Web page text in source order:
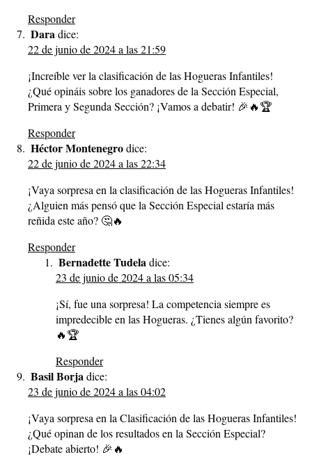
Responder
Dara dice:
22 de junio de 2024 a las 21:59
¡Increíble ver la clasificación de las Hogueras Infantiles!
¿Qué opináis sobre los ganadores de la Sección Especial,
Primera y Segunda Sección? ¡Vamos a debatir! 🎉🔥🏆
Responder
Héctor Montenegrodice:
22 de junio de 2024 a las 22:34
¡Vaya sorpresa en la clasificación de las Hogueras Infantiles!
¿Alguien más pensó que la Sección Especial estaría más
reñida este año? 🤔🔥
Responder
Bernadette Tudela dice:
23 de junio de 2024 a las 05:34
¡Sí, fue una sorpresa! La competencia siempre es
impredecible en las Hogueras. ¿Tienes algún favorito?
🔥🏆
Responder
Basil Borja dice:
23 de junio de 2024 a las 04:02
¡Vaya sorpresa en la Clasificación de las Hogueras Infantiles!
¿Qué opinan de los resultados en la Sección Especial?
¡Debate abierto! 🎉🔥